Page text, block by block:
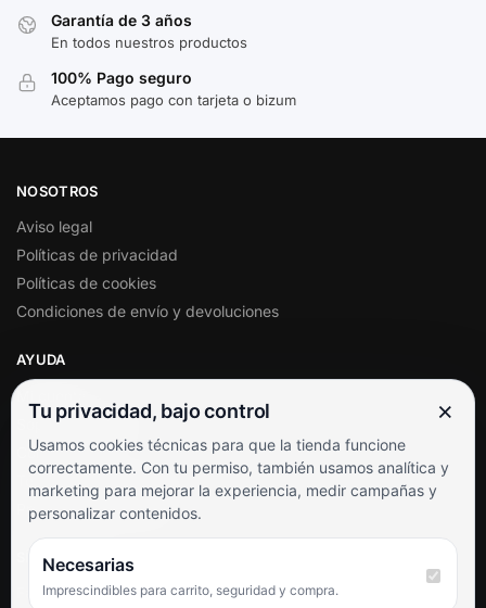
Garantía de 3 años
En todos nuestros productos
100% Pago seguro
Aceptamos pago con tarjeta o bizum
NOSOTROS
Aviso legal
Políticas de privacidad
Políticas de cookies
Condiciones de envío y devoluciones
AYUDA
Soporte al cliente
Contacto
Términos y condiciones
Preguntas frecuentes
SÍGUENOS
Facebook
Tu privacidad, bajo control ×
Usamos cookies técnicas para que la tienda funcione
correctamente. Con tu permiso, también usamos analítica y
marketing para mejorar la experiencia, medir campañas y
personalizar contenidos.
Necesarias
Imprescindibles para carrito, seguridad y compra.